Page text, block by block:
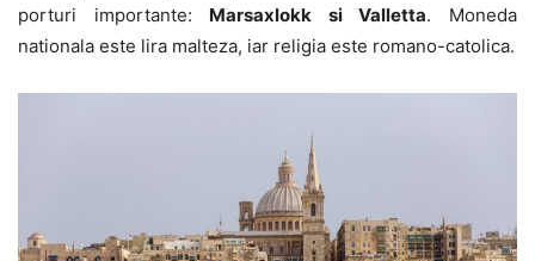
porturi importante: Marsaxlokk si Valletta. Moneda
nationala este lira malteza, iar religia este romano-catolica.